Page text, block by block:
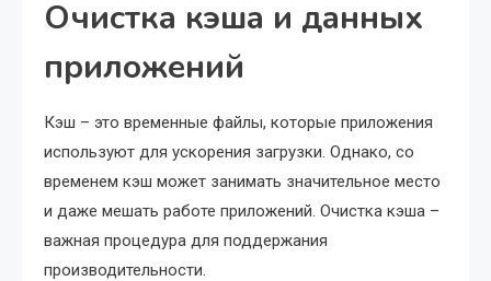
Очистка кэша и данных
приложений
Кэш – это временные файлы, которые приложения
используют для ускорения загрузки. Однако, со
временем кэш может занимать значительное место
и даже мешать работе приложений. Очистка кэша –
важная процедура для поддержания
производительности.